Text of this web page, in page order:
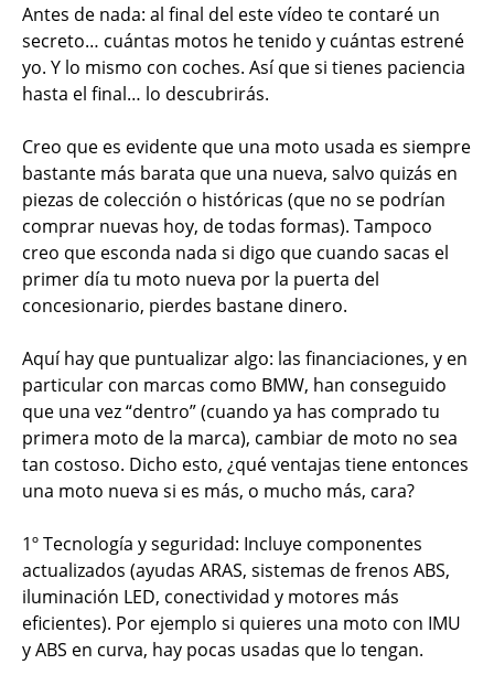
Antes de nada: al final del este vídeo te contaré un
secreto… cuántas motos he tenido y cuántas estrené
yo. Y lo mismo con coches. Así que si tienes paciencia
hasta el final… lo descubrirás.
Creo que es evidente que una moto usada es siempre
bastante más barata que una nueva, salvo quizás en
piezas de colección o históricas (que no se podrían
comprar nuevas hoy, de todas formas). Tampoco
creo que esconda nada si digo que cuando sacas el
primer día tu moto nueva por la puerta del
concesionario, pierdes bastane dinero.
Aquí hay que puntualizar algo: las financiaciones, y en
particular con marcas como BMW, han conseguido
que una vez “dentro” (cuando ya has comprado tu
primera moto de la marca), cambiar de moto no sea
tan costoso. Dicho esto, ¿qué ventajas tiene entonces
una moto nueva si es más, o mucho más, cara?
1º Tecnología y seguridad: Incluye componentes
actualizados (ayudas ARAS, sistemas de frenos ABS,
iluminación LED, conectividad y motores más
eficientes). Por ejemplo si quieres una moto con IMU
y ABS en curva, hay pocas usadas que lo tengan.